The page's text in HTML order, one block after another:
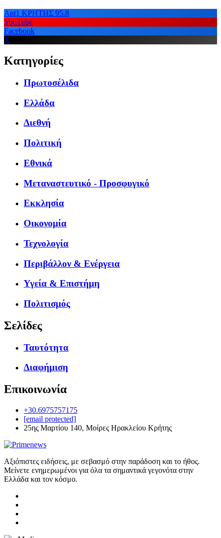
Ant1 ΚΡΗΤΗΣ 95.8
YouTube
Facebook
X
Κατηγορίες
Πρωτοσέλιδα
Ελλάδα
Διεθνή
Πολιτική
Εθνικά
Μεταναστευτικό - Προσφυγικό
Εκκλησία
Οικονομία
Τεχνολογία
Περιβάλλον & Ενέργεια
Υγεία & Επιστήμη
Πολιτισμός
Σελίδες
Ταυτότητα
Διαφήμιση
Επικοινωνία
+30.6975757175
[email protected]
25ης Μαρτίου 140, Μοίρες Ηρακλείου Κρήτης
Αξιόπιστες ειδήσεις, με σεβασμό στην παράδοση και το ήθος.
Μείνετε ενημερωμένοι για όλα τα σημαντικά γεγονότα στην
Ελλάδα και τον κόσμο.